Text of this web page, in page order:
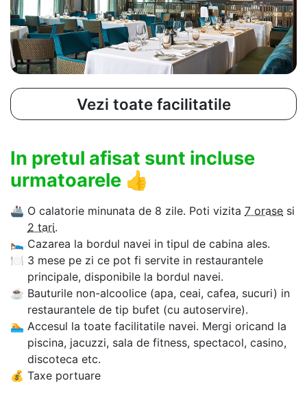
Vezi toate facilitatile
In pretul afisat sunt incluse
urmatoarele 👍
🚢 O calatorie minunata de 8 zile. Poti vizita 7 orase si
2 tari.
🛌 Cazarea la bordul navei in tipul de cabina ales.
🍽 3 mese pe zi ce pot fi servite in restaurantele
principale, disponibile la bordul navei.
☕ Bauturile non-alcoolice (apa, ceai, cafea, sucuri) in
restaurantele de tip bufet (cu autoservire).
🏊‍ Accesul la toate facilitatile navei. Mergi oricand la
piscina, jacuzzi, sala de fitness, spectacol, casino,
discoteca etc.
💰 Taxe portuare